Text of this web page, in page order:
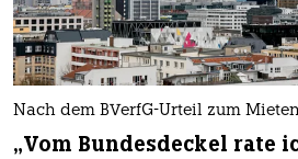
Nach dem BVerfG-Urteil zum
„Vom Bundesdeckel rate